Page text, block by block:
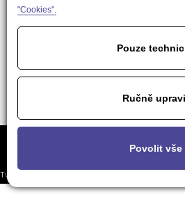
"Cookies".
Pouze
Ručně
Povolit vše
LLM nástroje
Tvorba responzivních webů a eshopů